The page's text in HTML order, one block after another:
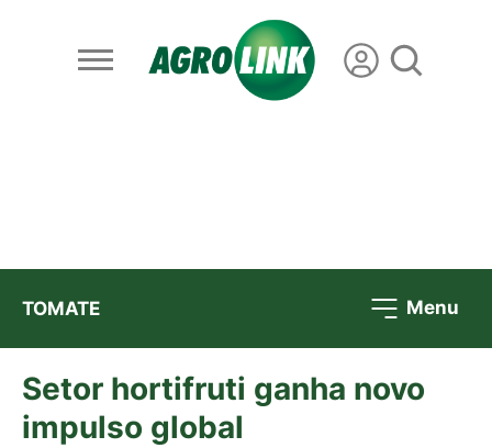
TOMATE Menu
Setor hortifruti ganha novo
impulso global